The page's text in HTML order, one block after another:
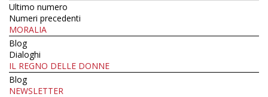
Ultimo numero
Numeri precedenti
MORALIA
Blog
Dialoghi
IL REGNO DELLE DONNE
Blog
NEWSLETTER